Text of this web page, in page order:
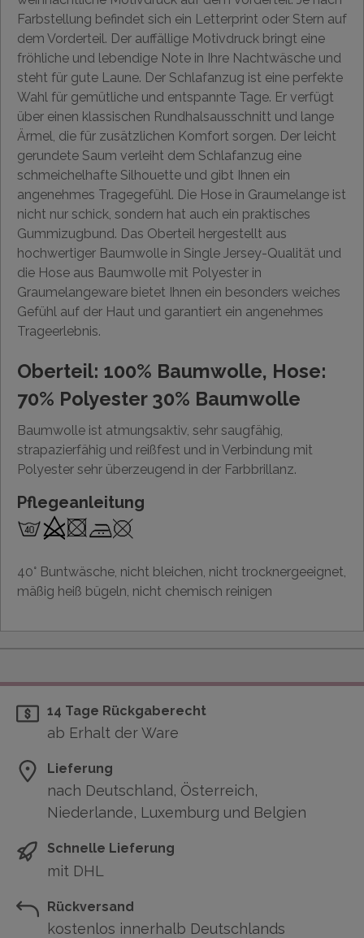
Farbstellung befindet sich ein Letterprint oder Stern auf
dem Vorderteil. Der auffällige Motivdruck bringt eine
fröhliche und lebendige Note in Ihre Nachtwäsche und
steht für gute Laune. Der Schlafanzug ist eine perfekte
Wahl für gemütliche und entspannte Tage. Er verfügt
über einen klassischen Rundhalsausschnitt und lange
Ärmel, die für zusätzlichen Komfort sorgen. Der leicht
gerundete Saum verleiht dem Schlafanzug eine
schmeichelhafte Silhouette und gibt Ihnen ein
angenehmes Tragegefühl. Die Hose in Graumelange ist
nicht nur schick, sondern hat auch ein praktisches
Gummizugbund. Das Oberteil hergestellt aus
hochwertiger Baumwolle in Single Jersey-Qualität und
die Hose aus Baumwolle mit Polyester in
Graumelangeware bietet Ihnen ein besonders weiches
Gefühl auf der Haut und garantiert ein angenehmes
Trageerlebnis.
Oberteil: 100% Baumwolle, Hose:
70% Polyester 30% Baumwolle
Baumwolle ist atmungsaktiv, sehr saugfähig,
strapazierfähig und reißfest und in Verbindung mit
Polyester sehr überzeugend in der Farbbrillanz.
Pflegeanleitung
40° Buntwäsche, nicht bleichen, nicht trocknergeeignet,
mäßig heiß bügeln, nicht chemisch reinigen
14 Tage Rückgaberecht
ab Erhalt der Ware
Lieferung
nach Deutschland, Österreich,
Niederlande, Luxemburg und Belgien
Schnelle Lieferung
mit DHL
Rückversand
kostenlos innerhalb Deutschlands